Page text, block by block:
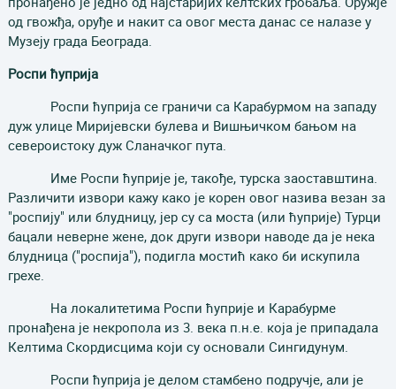
од гвожђа, оруђе и накит са овог места данас се налазе у
Музеју града Београда.
Роспи ћуприја
Роспи ћуприја се граничи са Карабурмом на западу
дуж улице Миријевски булева и Вишњичком бањом на
североистоку дуж Сланачког пута.
Име Роспи ћуприје је, такође, турска заоставштина.
Различити извори кажу како је корен овог назива везан за
"роспију" или блудницу, јер су са моста (или ћуприје) Турци
бацали неверне жене, док други извори наводе да је нека
блудница ("роспија"), подигла мостић како би искупила
грехе.
На локалитетима Роспи ћуприје и Карабурме
пронађена је некропола из 3. века п.н.е. која је припадала
Келтима Скордисцима који су основали Сингидунум.
Роспи ћуприја је делом стамбено подручје, али је